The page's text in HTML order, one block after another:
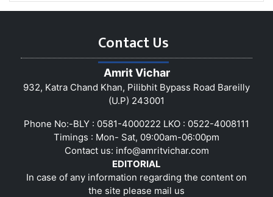
Contact Us
Amrit Vichar
932, Katra Chand Khan, Pilibhit Bypass Road Bareilly
(U.P) 243001
Phone No:-BLY : 0581-4000222 LKO : 0522-4008111
Timings : Mon- Sat, 09:00am-06:00pm
Contact us: info@amritvichar.com
EDITORIAL
In case of any information regarding the content on
the site please mail us